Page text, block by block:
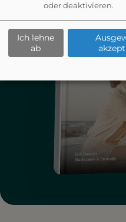
oder deaktivieren.
Ich lehne
ab